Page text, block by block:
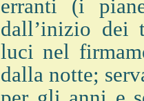
erranti (i
dall’inizio dei
luci nel
dalla notte;